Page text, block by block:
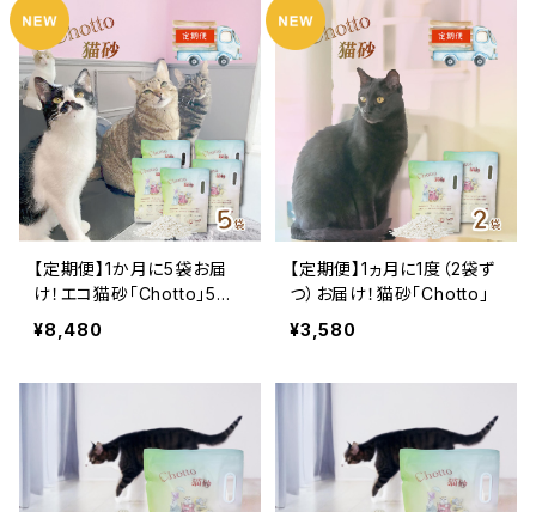
愛犬 小型犬 中型犬 大型犬
WANDAL トモワン tomow
an
【定期便】1か月に5袋お届
け！エコ猫砂「Chotto」5袋
入り
¥8,480
【定期便】1ヵ月に1度（2袋ず
つ）お届け！猫砂「Chotto」
¥3,580